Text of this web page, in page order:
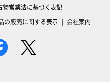
物営業法に基づく表記
の販売に関する表示 会社案内